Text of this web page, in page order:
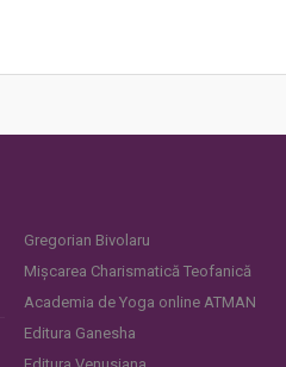
Gregorian Bivolaru
Mișcarea Charismatică Teofanică
Academia de Yoga online ATMAN
Editura Ganesha